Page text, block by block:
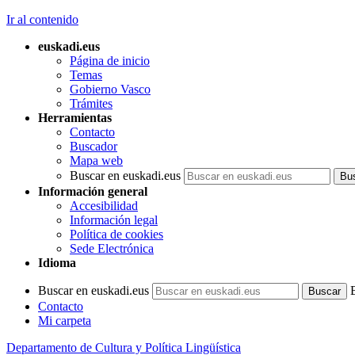
Ir al contenido
euskadi.eus
Página de inicio
Temas
Gobierno Vasco
Trámites
Herramientas
Contacto
Buscador
Mapa web
Buscar en euskadi.eus
Información general
Accesibilidad
Información legal
Política de cookies
Sede Electrónica
Idioma
Buscar en euskadi.eus
Contacto
Mi carpeta
Departamento de Cultura y Política Lingüística